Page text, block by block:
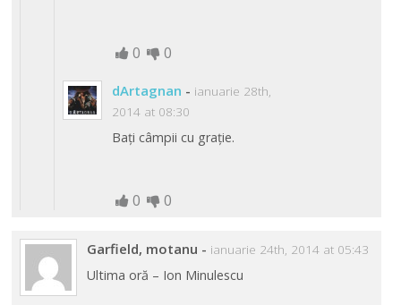
0 0
dArtagnan - ianuarie 28th,
2014 at 08:30
Bați câmpii cu grație.
0 0
Garfield, motanu - ianuarie 24th, 2014 at 05:43
Ultima oră – Ion Minulescu